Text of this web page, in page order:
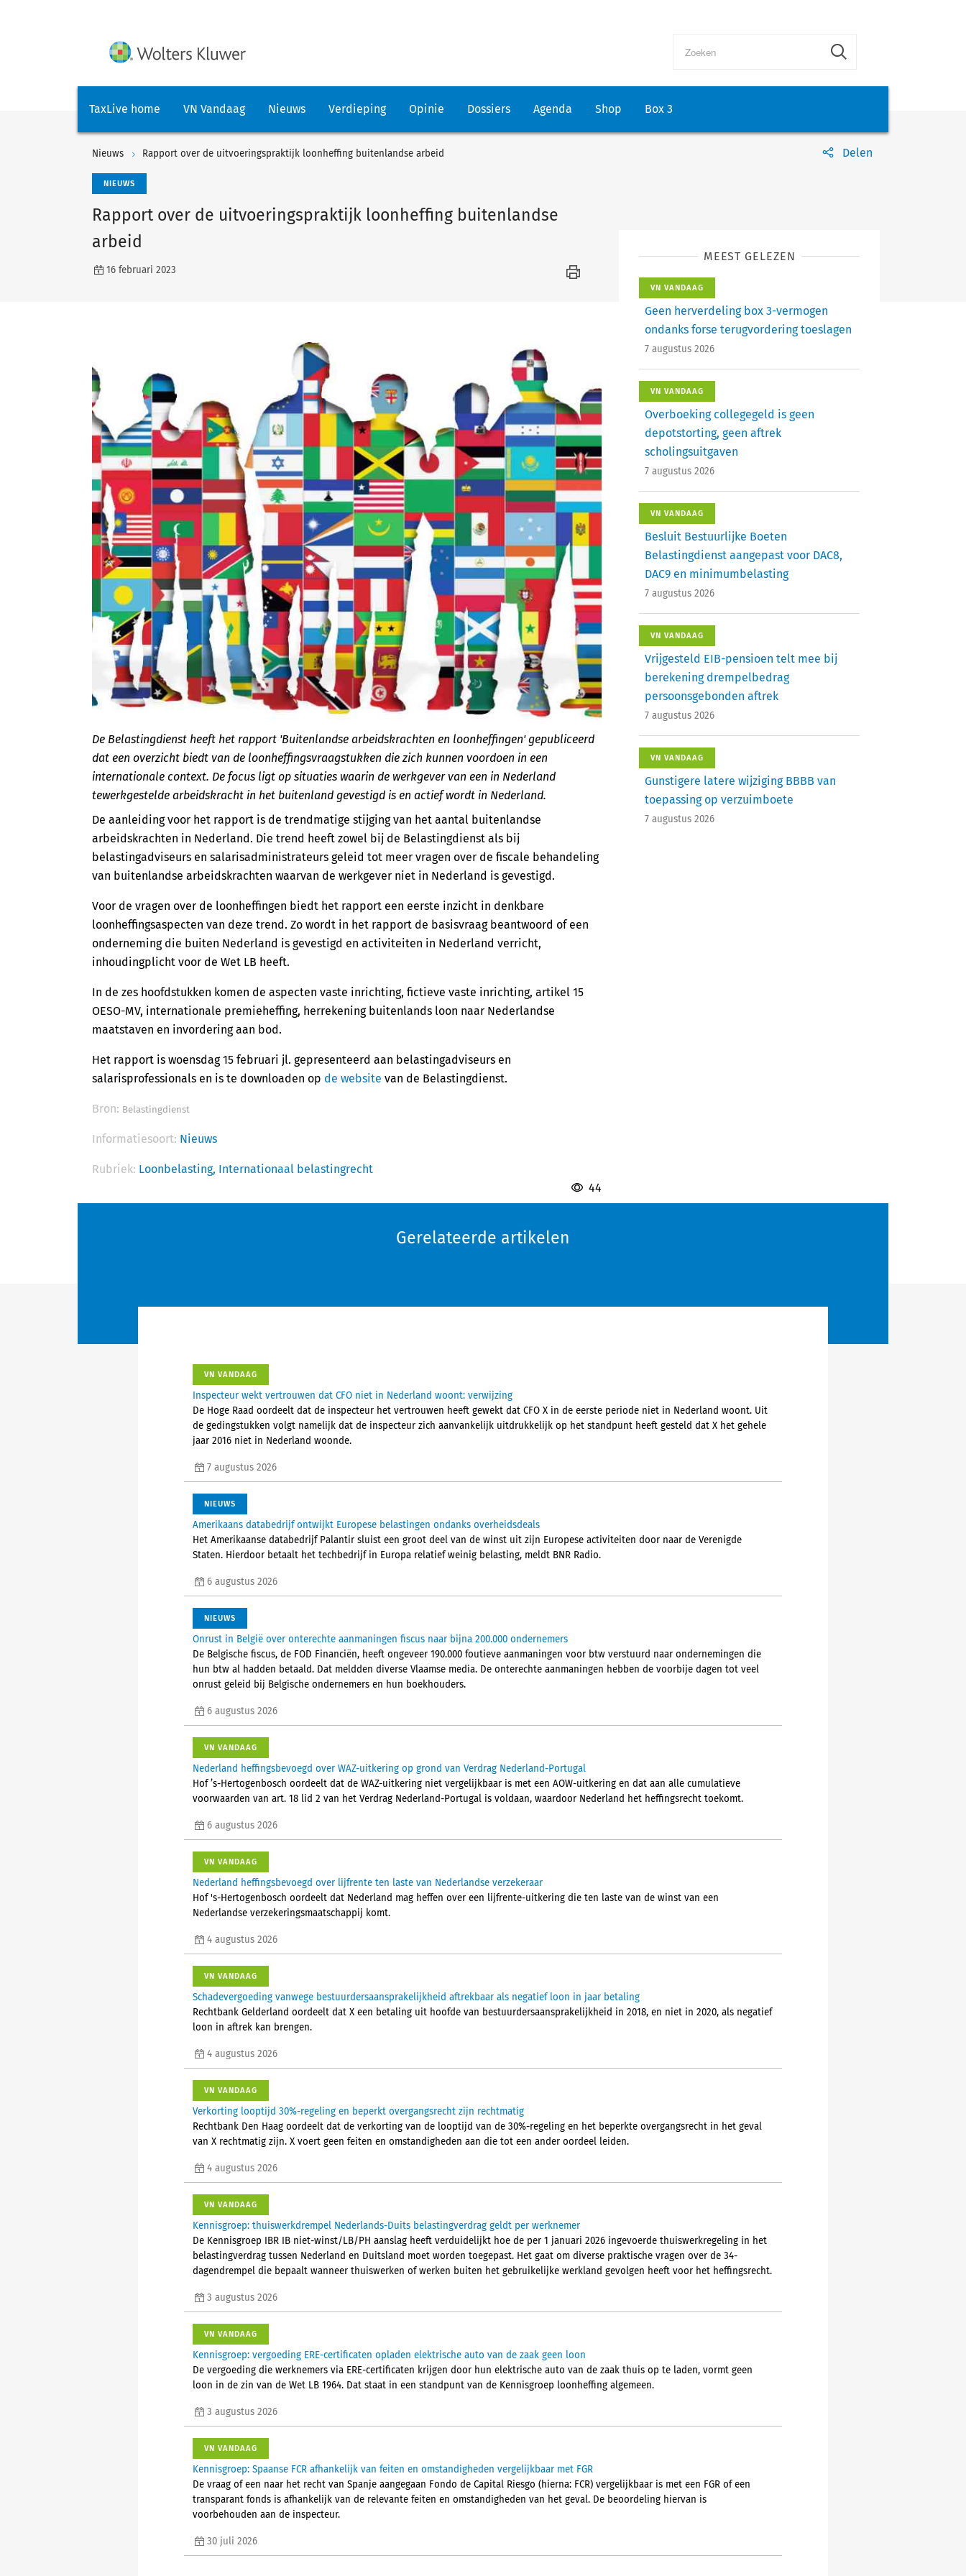
TaxLive home VN Vandaag Nieuws Verdieping Opinie Dossiers Agenda Shop Box 3
Nieuws Rapport over de uitvoeringspraktijk loonheffing buitenlandse arbeid Delen
NIEUWS
Rapport over de uitvoeringspraktijk loonheffing buitenlandse
arbeid
16 februari 2023
De Belastingdienst heeft het rapport 'Buitenlandse arbeidskrachten en loonheffingen' gepubliceerd
dat een overzicht biedt van de loonheffingsvraagstukken die zich kunnen voordoen in een
internationale context. De focus ligt op situaties waarin de werkgever van een in Nederland
tewerkgestelde arbeidskracht in het buitenland gevestigd is en actief wordt in Nederland.
De aanleiding voor het rapport is de trendmatige stijging van het aantal buitenlandse
arbeidskrachten in Nederland. Die trend heeft zowel bij de Belastingdienst als bij
belastingadviseurs en salarisadministrateurs geleid tot meer vragen over de fiscale behandeling
van buitenlandse arbeidskrachten waarvan de werkgever niet in Nederland is gevestigd.
Voor de vragen over de loonheffingen biedt het rapport een eerste inzicht in denkbare
loonheffingsaspecten van deze trend. Zo wordt in het rapport de basisvraag beantwoord of een
onderneming die buiten Nederland is gevestigd en activiteiten in Nederland verricht,
inhoudingplicht voor de Wet LB heeft.
In de zes hoofdstukken komen de aspecten vaste inrichting, fictieve vaste inrichting, artikel 15
OESO-MV, internationale premieheffing, herrekening buitenlands loon naar Nederlandse
maatstaven en invordering aan bod.
Het rapport is woensdag 15 februari jl. gepresenteerd aan belastingadviseurs en
salarisprofessionals en is te downloaden op de website van de Belastingdienst.
Bron: Belastingdienst
Informatiesoort: Nieuws
Rubriek: Loonbelasting, Internationaal belastingrecht
44
MEEST GELEZEN
VN VANDAAG
Geen herverdeling box 3-vermogen
ondanks forse terugvordering toeslagen
7 augustus 2026
VN VANDAAG
Overboeking collegegeld is geen
depotstorting, geen aftrek
scholingsuitgaven
7 augustus 2026
VN VANDAAG
Besluit Bestuurlijke Boeten
Belastingdienst aangepast voor DAC8,
DAC9 en minimumbelasting
7 augustus 2026
VN VANDAAG
Vrijgesteld EIB-pensioen telt mee bij
berekening drempelbedrag
persoonsgebonden aftrek
7 augustus 2026
VN VANDAAG
Gunstigere latere wijziging BBBB van
toepassing op verzuimboete
7 augustus 2026
Gerelateerde artikelen
VN VANDAAG
Inspecteur wekt vertrouwen dat CFO niet in Nederland woont: verwijzing
De Hoge Raad oordeelt dat de inspecteur het vertrouwen heeft gewekt dat CFO X in de eerste periode niet in Nederland woont. Uit
de gedingstukken volgt namelijk dat de inspecteur zich aanvankelijk uitdrukkelijk op het standpunt heeft gesteld dat X het gehele
jaar 2016 niet in Nederland woonde.
7 augustus 2026
NIEUWS
Amerikaans databedrijf ontwijkt Europese belastingen ondanks overheidsdeals
Het Amerikaanse databedrijf Palantir sluist een groot deel van de winst uit zijn Europese activiteiten door naar de Verenigde
Staten. Hierdoor betaalt het techbedrijf in Europa relatief weinig belasting, meldt BNR Radio.
6 augustus 2026
NIEUWS
Onrust in België over onterechte aanmaningen fiscus naar bijna 200.000 ondernemers
De Belgische fiscus, de FOD Financiën, heeft ongeveer 190.000 foutieve aanmaningen voor btw verstuurd naar ondernemingen die
hun btw al hadden betaald. Dat meldden diverse Vlaamse media. De onterechte aanmaningen hebben de voorbije dagen tot veel
onrust geleid bij Belgische ondernemers en hun boekhouders.
6 augustus 2026
VN VANDAAG
Nederland heffingsbevoegd over WAZ-uitkering op grond van Verdrag Nederland-Portugal
Hof ’s-Hertogenbosch oordeelt dat de WAZ-uitkering niet vergelijkbaar is met een AOW-uitkering en dat aan alle cumulatieve
voorwaarden van art. 18 lid 2 van het Verdrag Nederland-Portugal is voldaan, waardoor Nederland het heffingsrecht toekomt.
6 augustus 2026
VN VANDAAG
Nederland heffingsbevoegd over lijfrente ten laste van Nederlandse verzekeraar
Hof 's-Hertogenbosch oordeelt dat Nederland mag heffen over een lijfrente-uitkering die ten laste van de winst van een
Nederlandse verzekeringsmaatschappij komt.
4 augustus 2026
VN VANDAAG
Schadevergoeding vanwege bestuurdersaansprakelijkheid aftrekbaar als negatief loon in jaar betaling
Rechtbank Gelderland oordeelt dat X een betaling uit hoofde van bestuurdersaansprakelijkheid in 2018, en niet in 2020, als negatief
loon in aftrek kan brengen.
4 augustus 2026
VN VANDAAG
Verkorting looptijd 30%-regeling en beperkt overgangsrecht zijn rechtmatig
Rechtbank Den Haag oordeelt dat de verkorting van de looptijd van de 30%-regeling en het beperkte overgangsrecht in het geval
van X rechtmatig zijn. X voert geen feiten en omstandigheden aan die tot een ander oordeel leiden.
4 augustus 2026
VN VANDAAG
Kennisgroep: thuiswerkdrempel Nederlands-Duits belastingverdrag geldt per werknemer
De Kennisgroep IBR IB niet-winst/LB/PH aanslag heeft verduidelijkt hoe de per 1 januari 2026 ingevoerde thuiswerkregeling in het
belastingverdrag tussen Nederland en Duitsland moet worden toegepast. Het gaat om diverse praktische vragen over de 34-
dagendrempel die bepaalt wanneer thuiswerken of werken buiten het gebruikelijke werkland gevolgen heeft voor het heffingsrecht.
3 augustus 2026
VN VANDAAG
Kennisgroep: vergoeding ERE-certificaten opladen elektrische auto van de zaak geen loon
De vergoeding die werknemers via ERE-certificaten krijgen door hun elektrische auto van de zaak thuis op te laden, vormt geen
loon in de zin van de Wet LB 1964. Dat staat in een standpunt van de Kennisgroep loonheffing algemeen.
3 augustus 2026
VN VANDAAG
Kennisgroep: Spaanse FCR afhankelijk van feiten en omstandigheden vergelijkbaar met FGR
De vraag of een naar het recht van Spanje aangegaan Fondo de Capital Riesgo (hierna: FCR) vergelijkbaar is met een FGR of een
transparant fonds is afhankelijk van de relevante feiten en omstandigheden van het geval. De beoordeling hiervan is
voorbehouden aan de inspecteur.
30 juli 2026